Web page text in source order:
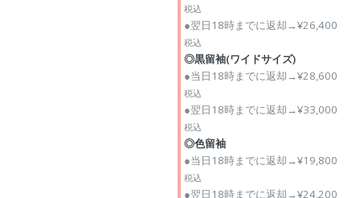
税込
●翌日18時までに返却→¥26,400
税込
◎黒留袖(ワイドサイズ)
●当日18時までに返却→¥28,600
税込
●翌日18時までに返却→¥33,000
税込
◎色留袖
●当日18時までに返却→¥19,800
税込
●翌日18時までに返却→¥24,200